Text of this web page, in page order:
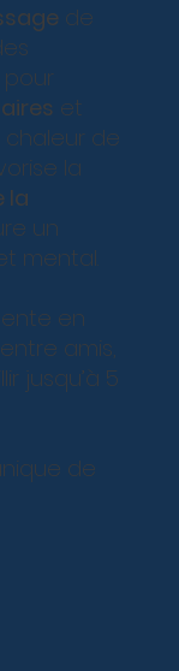
de
et
chaleur de
la
la
un
mental.
en
amis,
jusqu’à 5
de